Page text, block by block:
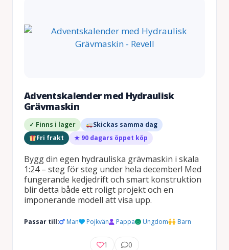
Adventskalender med Hydraulisk
Grävmaskin
✓ Finns i lager
Skickas samma dag
Fri frakt
★ 90 dagars öppet köp
Bygg din egen hydrauliska grävmaskin i skala
1:24 – steg för steg under hela december! Med
fungerande kedjedrift och smart konstruktion
blir detta både ett roligt projekt och en
imponerande modell att visa upp.
Passar till: Man Pojkvän Pappa Ungdom Barn
1 0